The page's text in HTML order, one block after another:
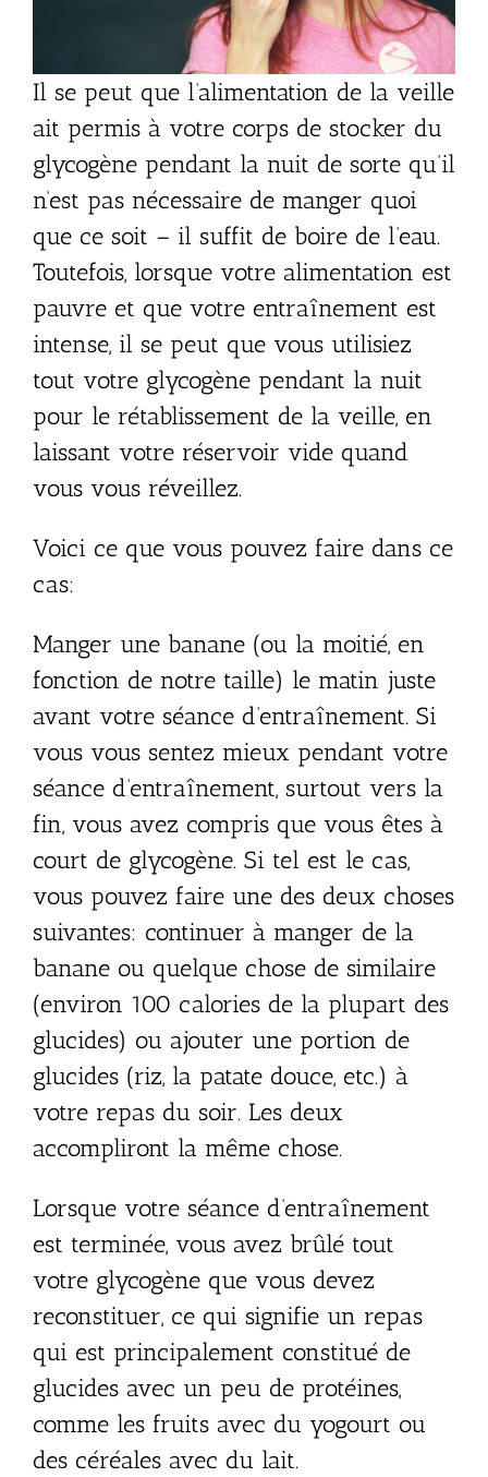
Il se peut que l’alimentation de la veille
ait permis à votre corps de stocker du
glycogène pendant la nuit de sorte qu’il
n’est pas nécessaire de manger quoi
que ce soit – il suffit de boire de l’eau.
Toutefois, lorsque votre alimentation est
pauvre et que votre entraînement est
intense, il se peut que vous utilisiez
tout votre glycogène pendant la nuit
pour le rétablissement de la veille, en
laissant votre réservoir vide quand
vous vous réveillez.
Voici ce que vous pouvez faire dans ce
cas:
Manger une banane (ou la moitié, en
fonction de notre taille) le matin juste
avant votre séance d’entraînement. Si
vous vous sentez mieux pendant votre
séance d’entraînement, surtout vers la
fin, vous avez compris que vous êtes à
court de glycogène. Si tel est le cas,
vous pouvez faire une des deux choses
suivantes: continuer à manger de la
banane ou quelque chose de similaire
(environ 100 calories de la plupart des
glucides) ou ajouter une portion de
glucides (riz, la patate douce, etc.) à
votre repas du soir. Les deux
accompliront la même chose.
Lorsque votre séance d’entraînement
est terminée, vous avez brûlé tout
votre glycogène que vous devez
reconstituer, ce qui signifie un repas
qui est principalement constitué de
glucides avec un peu de protéines,
comme les fruits avec du yogourt ou
des céréales avec du lait.
Ton corps change après 40
ans?
ce qui se passe avec tes hormones.
100 % gratuit – accès immédiat, sans engagement